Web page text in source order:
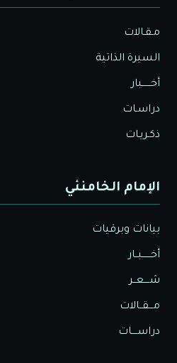
مـقـالات
السيرة الذاتية
أخــــــبار
دراسـات
ذكـريـات
الإمام الخامنئي
بيانات وبرقيات
أخــــــبــار
شــــعــر
مـــقــالات
دراســــات